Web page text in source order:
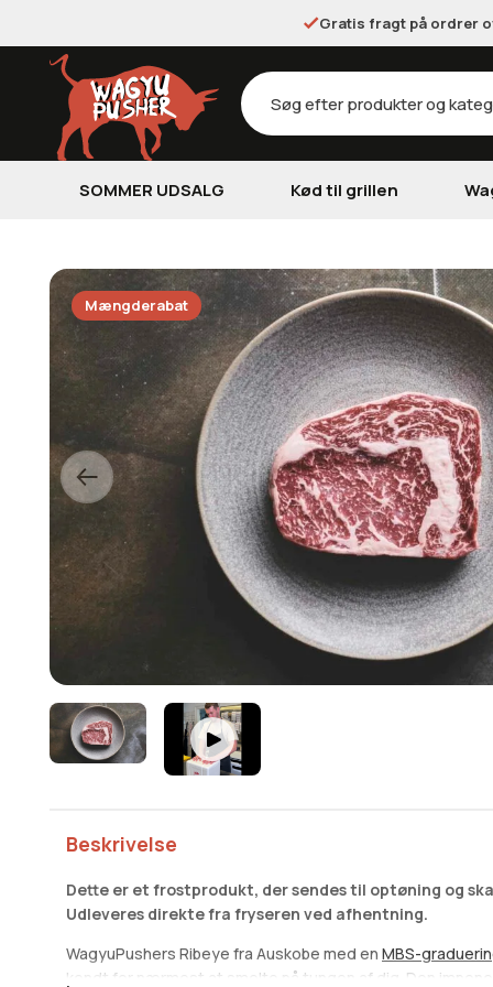
Gratis fragt på ordrer
Products
search
SOMMER UDSALG Kød til grillen
Mængderabat
Beskrivelse
Dette er et frostprodukt, der sendes til optøning og
Udleveres direkte fra fryseren ved afhentning.
WagyuPushers Ribeye fra Auskobe med en MBS-
kendt for nærmest at smelte på tungen af dig. Den